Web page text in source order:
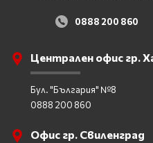
0888 200 860
Централен офис гр.
Бул. "България" №8
0888 200 860
Офис гр. Свиленград